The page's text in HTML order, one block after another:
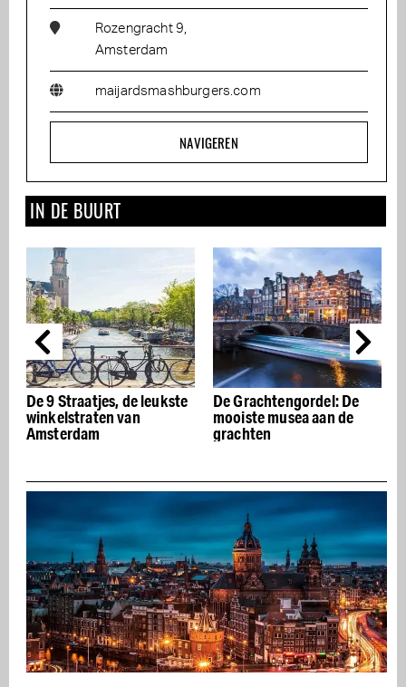
Rozengracht 9,
Amsterdam
maijardsmashburgers.com
NAVIGEREN
IN DE BUURT
De Grachtengordel: De
mooiste musea aan de
grachten
De beste Italiaanse
restaurants van
Amsterdam – Buon